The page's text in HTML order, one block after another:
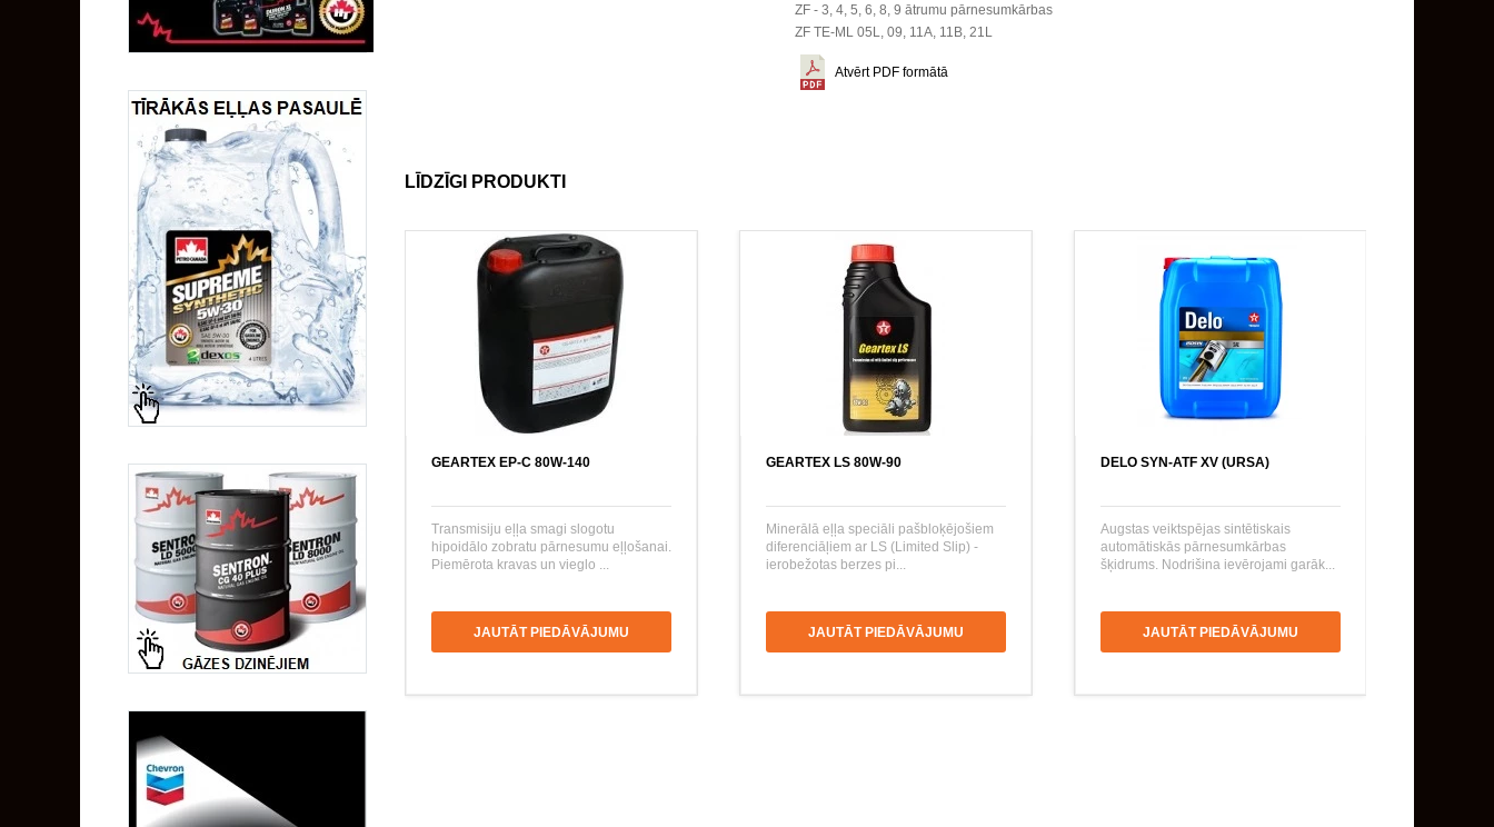
ZF - 3, 4, 5, 6, 8, 9 ātrumu pārnesumkārbas
ZF TE-ML 05L, 09, 11A, 11B, 21L
Atvērt PDF formātā
LĪDZĪGI PRODUKTI
GEARTEX EP-C 80W-140
Transmisiju eļļa smagi slogotu
hipoidālo zobratu pārnesumu eļļošanai.
Piemērota kravas un vieglo ...
JAUTĀT PIEDĀVĀJUMU
GEARTEX LS 80W-90
Minerālā eļļa speciāli pašbloķējošiem
diferenciāļiem ar LS (Limited Slip) -
ierobežotas berzes pi...
JAUTĀT PIEDĀVĀJUMU
DELO SYN-ATF XV (URSA)
Augstas veiktspējas sintētiskais
automātiskās pārnesumkārbas
šķidrums. Nodrišina ievērojami garāk...
JAUTĀT PIEDĀVĀJUMU